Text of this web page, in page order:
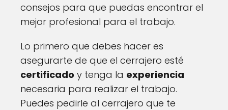
consejos para que puedas encontrar el
mejor profesional para el trabajo.
Lo primero que debes hacer es
asegurarte de que el cerrajero esté
certificado y tenga la experiencia
necesaria para realizar el trabajo.
Puedes pedirle al cerrajero que te